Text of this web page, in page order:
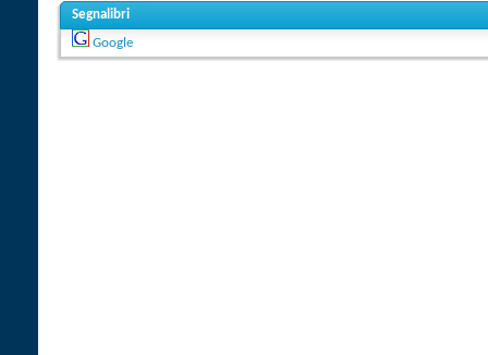
Segnalibri
Google